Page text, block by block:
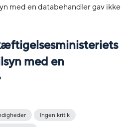
med en databehandler gav ikke
med en
Ingen kritik